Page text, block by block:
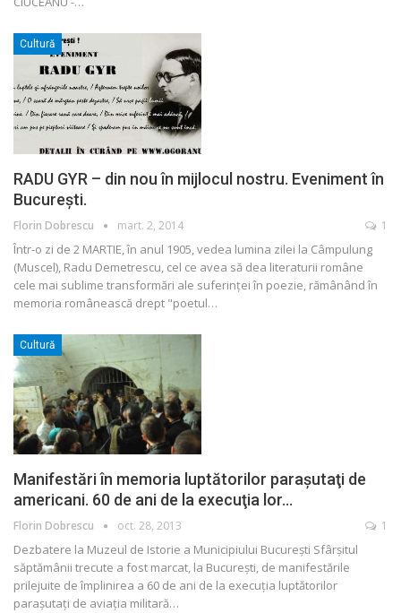
Cultură
RADU GYR – din nou în mijlocul nostru. Eveniment în
Bucureşti.
Florin Dobrescu mart. 2, 2014 1
Într-o zi de 2 MARTIE, în anul 1905, vedea lumina zilei la Câmpulung
(Muscel), Radu Demetrescu, cel ce avea să dea literaturii române
cele mai sublime transformări ale suferinţei în poezie, rămânând în
memoria românească drept "poetul…
Cultură
Manifestări în memoria luptătorilor paraşutaţi de
americani. 60 de ani de la execuţia lor…
Florin Dobrescu oct. 28, 2013 1
Dezbatere la Muzeul de Istorie a Municipiului Bucureşti Sfârşitul
săptămânii trecute a fost marcat, la Bucureşti, de manifestările
prilejuite de împlinirea a 60 de ani de la execuţia luptătorilor
paraşutaţi de aviaţia militară…